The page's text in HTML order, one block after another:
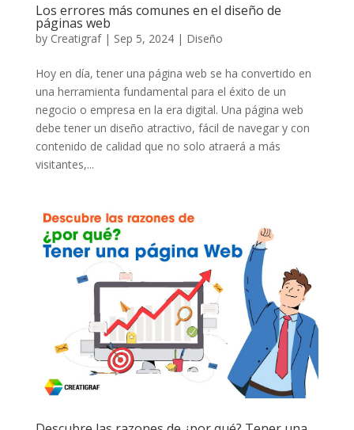
Los errores más comunes en el diseño de
páginas web
by Creatigraf| Sep 5, 2024| Diseño
Hoy en día, tener una página web se ha convertido en
una herramienta fundamental para el éxito de un
negocio o empresa en la era digital. Una página web
debe tener un diseño atractivo, fácil de navegar y con
contenido de calidad que no solo atraerá a más
visitantes,...